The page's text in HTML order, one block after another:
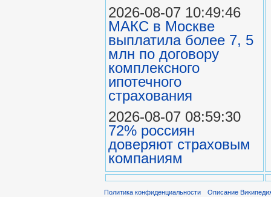
2026-08-07 10:49:46
МАКС в Москве
выплатила более 7, 5
млн по договору
комплексного
ипотечного
страхования
2026-08-07 08:59:30
72% россиян
доверяют страховым
компаниям
Политика конфиденциальности Описание